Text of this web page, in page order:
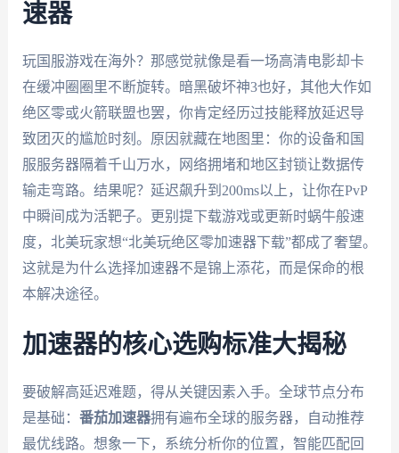
速器
玩国服游戏在海外？那感觉就像是看一场高清电影却卡
在缓冲圈圈里不断旋转。暗黑破坏神3也好，其他大作如
绝区零或火箭联盟也罢，你肯定经历过技能释放延迟导
致团灭的尴尬时刻。原因就藏在地图里：你的设备和国
服服务器隔着千山万水，网络拥堵和地区封锁让数据传
输走弯路。结果呢？延迟飙升到200ms以上，让你在PvP
中瞬间成为活靶子。更别提下载游戏或更新时蜗牛般速
度，北美玩家想“北美玩绝区零加速器下载”都成了奢望。
这就是为什么选择加速器不是锦上添花，而是保命的根
本解决途径。
加速器的核心选购标准大揭秘
要破解高延迟难题，得从关键因素入手。全球节点分布
是基础： 番茄加速器拥有遍布全球的服务器，自动推荐
最优线路。想象一下，系统分析你的位置，智能匹配回